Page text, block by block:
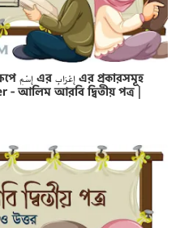
- আলিম আরবি দ্বিতীয় পত্র |